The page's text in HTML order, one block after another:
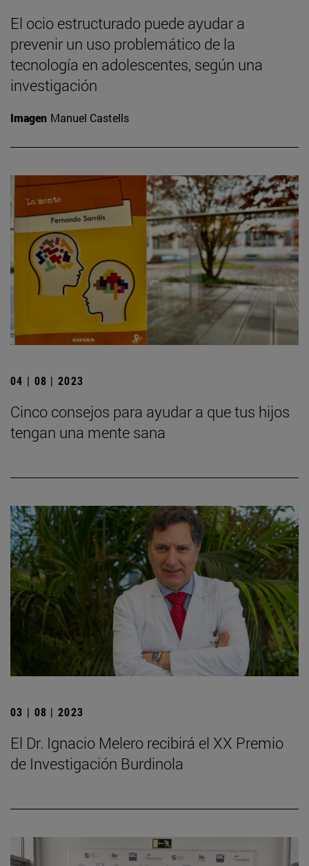
El ocio estructurado puede ayudar a
prevenir un uso problemático de la
tecnología en adolescentes, según una
investigación
Imagen Manuel Castells
04 | 08 | 2023
Cinco consejos para ayudar a que tus hijos
tengan una mente sana
03 | 08 | 2023
El Dr. Ignacio Melero recibirá el XX Premio
de Investigación Burdinola